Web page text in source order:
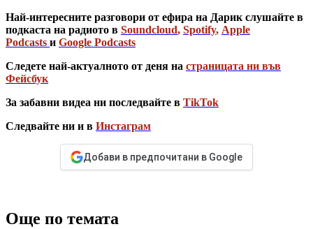
Най-интересните разговори от ефира на Дарик слушайте в
подкаста на радиото в Soundcloud, Spotify, Apple
Podcasts и Google Podcasts
Следете най-актуалното от деня на страницата ни във
Фейсбук
За забавни видеа ни последвайте в TikTok
Следвайте ни и в Инстаграм
Добави в предпочитани в Google
Още по темата